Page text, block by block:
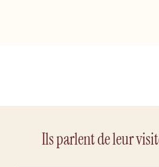
Ils parlent de leur